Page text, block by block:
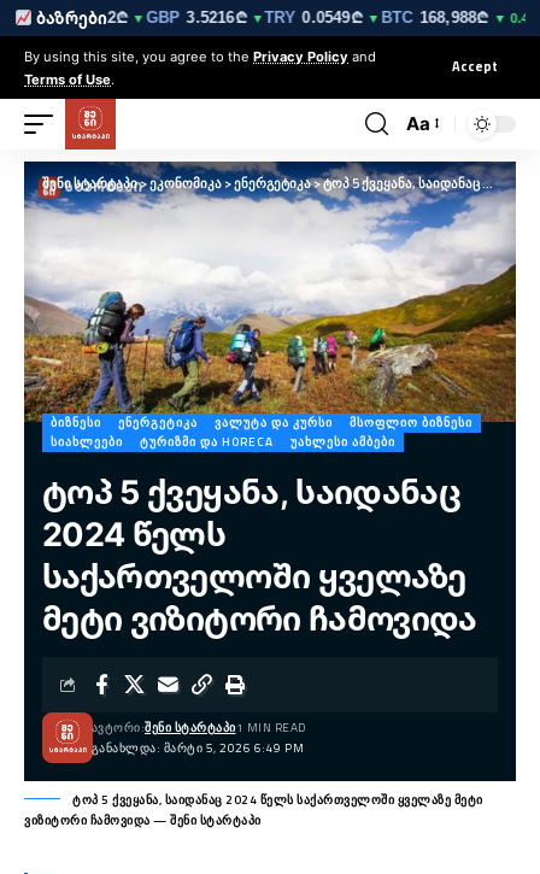
ბაზრები
▼EUR3.0212₾▼ GBP3.5216₾▼ TRY0.0549₾▼BTC168,988₾▼ 0.4%
By using this site, you agree to the Privacy Policy and
Terms of Use.
Accept
Aa
შენი სტარტაპი>ეკონომიკა>ენერგეტიკა>ტოპ 5 ქვეყანა, საიდანაც 2024 წელს საქართველოში ყველაზე მეტი ვიზიტორი ჩამოვიდა
ᲑᲘᲖᲜᲔᲡᲘ ᲔᲜᲔᲠᲒᲔᲢᲘᲙᲐ ᲕᲐᲚᲣᲢᲐ ᲓᲐ ᲙᲣᲠᲡᲘ
ᲛᲡᲝᲤᲚᲘᲝ ᲑᲘᲖᲜᲔᲡᲘ
ᲡᲘᲐᲮᲚᲔᲔᲑᲘ
ᲢᲣᲠᲘᲖᲛᲘ ᲓᲐ HORECA ᲣᲐᲮᲚᲔᲡᲘ ᲐᲛᲑᲔᲑᲘ
ტოპ 5 ქვეყანა, საიდანაც
2024 წელს
საქართველოში ყველაზე
მეტი ვიზიტორი ჩამოვიდა
ᲒᲐᲜᲐᲮᲚᲓᲐ: ᲛᲐᲠᲢᲘ 5, 2026 6:49 PM
ᲐᲕᲢᲝᲠᲘ:ᲨᲔᲜᲘ ᲡᲢᲐᲠᲢᲐᲞᲘ1 MIN READ
ტოპ 5 ქვეყანა, საიდანაც 2024 წელს საქართველოში ყველაზე მეტი
ვიზიტორი ჩამოვიდა — შენი სტარტაპი